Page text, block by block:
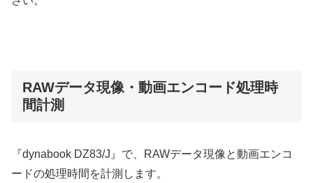
RAWデータ現像・動画エンコード処理時
間計測
『dynabook DZ83/J』で、RAWデータ現像と動画エンコ
ードの処理時間を計測します。